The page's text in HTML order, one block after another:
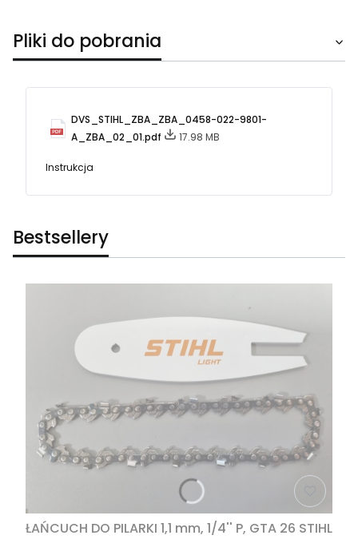
Pliki do pobrania
DVS_STIHL_ZBA_ZBA_0458-022-9801-
A_ZBA_02_01.pdf
17.98 MB
Instrukcja
Bestsellery
ŁAŃCUCH DO PILARKI 1,1 mm, 1/4'' P, GTA 26 STIHL